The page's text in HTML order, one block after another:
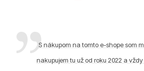
S nákupom na tomto e-shope som
nakupujem tu už od roku 2022 a